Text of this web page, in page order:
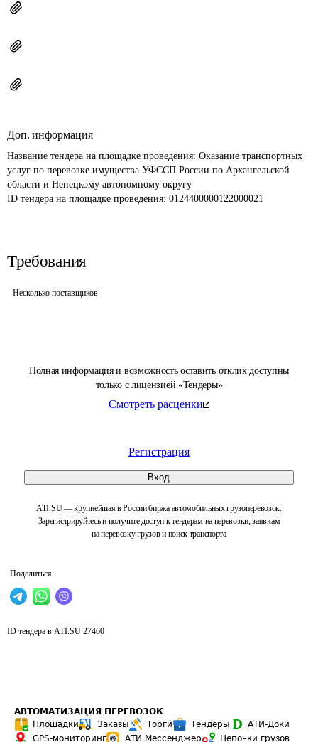
Полная информация и возможность оставить отклик доступны
только с лицензией «Тендеры»
Смотреть расценки
Регистрация
Вход
ATI.SU — крупнейшая в России биржа автомобильных грузоперевозок.
Зарегистрируйтесь и получите доступ к тендерам на перевозки, заявкам
на перевозку грузов и поиск транспорта
Поделиться
Доп. информация
Название тендера на площадке проведения: Оказание транспортных
услуг по перевозке имущества УФССП России по Архангельской
области и Ненецкому автономному округу
ID тендера на площадке проведения: 0124400000122000021
Требования
Несколько поставщиков
ID тендера в ATI.SU 27460
АВТОМАТИЗАЦИЯ ПЕРЕВОЗОК
Площадки
Заказы Торги Тендеры
АТИ-Доки
GPS-мониторинг
АТИ Мессенджер
Цепочки грузов